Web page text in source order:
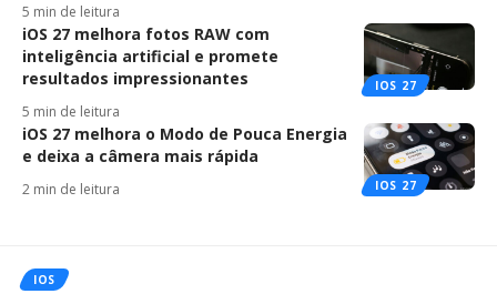
5 min de leitura
IOS 27
iOS 27 melhora fotos RAW com
inteligência artificial e promete
resultados impressionantes
5 min de leitura
IOS 27
iOS 27 melhora o Modo de Pouca Energia
e deixa a câmera mais rápida
2 min de leitura
IOS